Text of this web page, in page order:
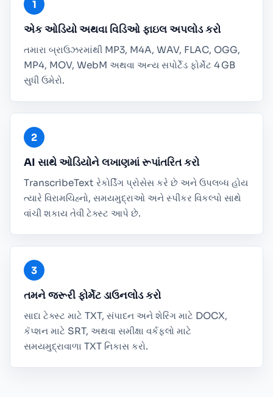
એક ઓડિયો અથવા વિડિઓ ફાઇલ અપલોડ કરો
તમારા બ્રાઉઝરમાંથી MP3, M4A, WAV, FLAC, OGG,
MP4, MOV, WebM અથવા અન્ય સપોર્ટેડ ફોર્મેટ 4 GB
સુધી ઉમેરો.
AI સાથે ઓડિયોને લખાણમાં રૂપાંતરિત કરો
TranscribeText રેકોર્ડિંગ પ્રોસેસ કરે છે અને ઉપલબ્ધ હોય
ત્યારે વિરામચિહ્નો, સમયમુદ્રાઓ અને સ્પીકર વિકલ્પો સાથે
વાંચી શકાય તેવી ટેક્સ્ટ આપે છે.
તમને જરૂરી ફોર્મેટ ડાઉનલોડ કરો
સાદા ટેક્સ્ટ માટે TXT, સંપાદન અને શેરિંગ માટે DOCX,
કૅપ્શન માટે SRT, અથવા સમીક્ષા વર્કફ્લો માટે
સમયમુદ્રાવાળા TXT નિકાસ કરો.